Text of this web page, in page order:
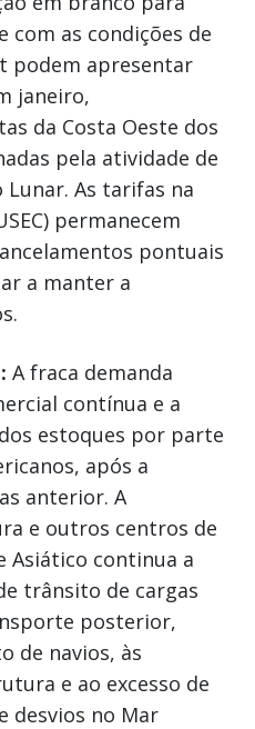
com as condições de
podem apresentar
janeiro,
da Costa Oeste dos
pela atividade de
Lunar. As tarifas na
permanecem
pontuais
a manter a
A fraca demanda
contínua e a
estoques por parte
após a
anterior. A
e outros centros de
Asiático continua a
trânsito de cargas
posterior,
de navios, às
e ao excesso de
desvios no Mar